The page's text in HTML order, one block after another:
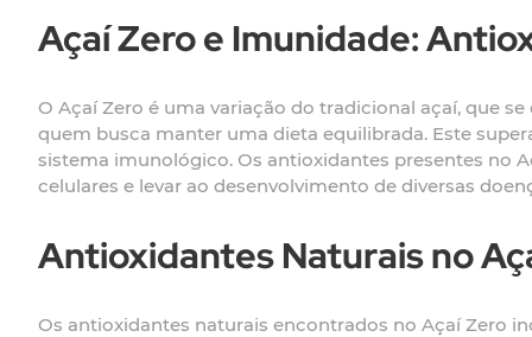
Açaí Zero e Imunidade:
O Açaí Zero é uma variação do tradicional açaí, que
quem busca manter uma dieta equilibrada. Este
sistema imunológico. Os antioxidantes presentes no
celulares e levar ao desenvolvimento de diversas
Antioxidantes Naturais no
Os antioxidantes naturais encontrados no Açaí Zero